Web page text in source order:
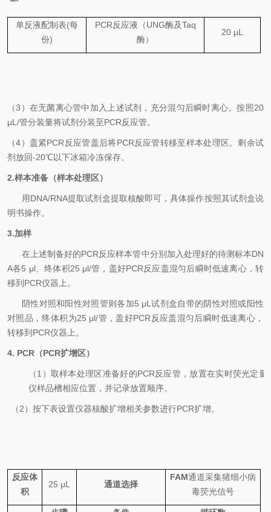
单反液配制表(每
份)
PCR反应液 （UNG酶及Taq
酶）
20 μL
（3） 在无菌离心管中加入上述试剂，充分混匀后瞬时离心。按照20
μL/管分装量将试剂分装至PCR反应管。
（4） 盖紧PCR 反应管盖后将PCR反应管转移至样本处理区。剩余试
剂放回-20℃以下冰箱冷冻保存。
2.样本准备（样本处理区）
用DNA/RNA提取试剂盒提取核酸即可 ，具体操作按照其试剂盒说
明书操作。
3.加样
在上述制备好的PCR反应样本管中分别加入处理好的待测标本DN
A各5 μl、终体积25 μl/管，盖好PCR反应盖混匀后瞬时低速离心，转
移到 PCR仪器上。
阴性对照和阳性对照管则各加5 μL试剂盒自带的阴性对照或阳性
对照品，终体积为25 μl/管，盖好PCR 反应盖混匀后瞬时低速离心，
转移到 PCR仪器上。
4. PCR （PCR扩增区）
（1 ）取样本处理区准备好的PCR反应管，放置在实时荧光定量
仪样品槽相应位置，并记录放置顺序。
（2）按下表设置仪器核酸扩增相关参数进行PCR扩增。
反应体
积
25 μL 通道选择
FAM通道采集猪细小病
毒荧光信号